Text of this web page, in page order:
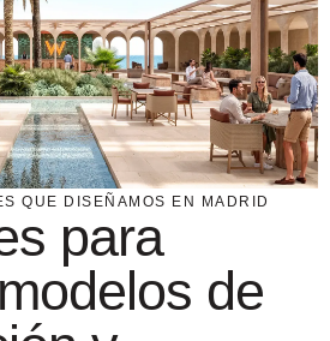
QUE DISEÑAMOS EN MADRID
para
de